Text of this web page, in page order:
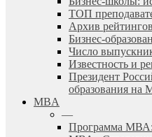
ТОП
Архив
Бизнес-
Число
Известность и
Президент
образования на
MBA
—
Программа